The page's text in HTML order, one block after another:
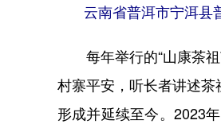
云南省普洱市宁洱县
每年举行的“山康茶祖
村寨平安，听长者讲述
形成并延续至今。2023